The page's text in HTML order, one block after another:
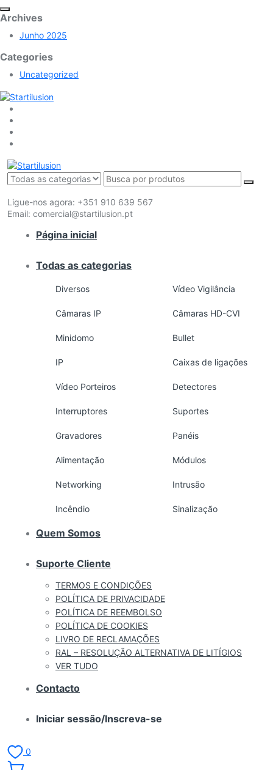
Archives
Junho 2025
Categories
Uncategorized
Ligue-nos agora: +351 910 639 567
Email: comercial@startilusion.pt
Página inicial
Todas as categorias
Diversos Vídeo Vigilância
Câmaras IP Câmaras HD-CVI
Minidomo Bullet
IP Caixas de ligações
Vídeo Porteiros Detectores
Interruptores Suportes
Gravadores Panéis
Alimentação Módulos
Networking Intrusão
Incêndio Sinalização
Quem Somos
Suporte Cliente
TERMOS E CONDIÇÕES
POLÍTICA DE PRIVACIDADE
POLÍTICA DE REEMBOLSO
POLÍTICA DE COOKIES
LIVRO DE RECLAMAÇÕES
RAL – RESOLUÇÃO ALTERNATIVA DE LITÍGIOS
VER TUDO
Contacto
Iniciar sessão/Inscreva-se
0